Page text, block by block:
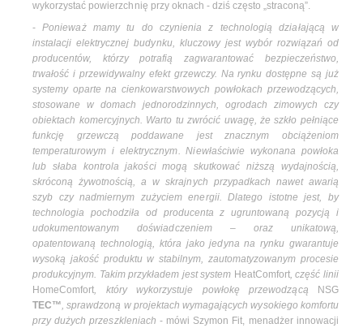
wykorzystać powierzchnię przy oknach - dziś często „straconą”.
-Ponieważ mamy tu do czynienia z technologią działającą w
instalacji elektrycznej budynku, kluczowy jest wybór rozwiązań od
producentów, którzy potrafią zagwarantować bezpieczeństwo,
trwałość i przewidywalny efekt grzewczy. Na rynku dostępne są już
systemy oparte na cienkowarstwowych powłokach przewodzących,
stosowane w domach jednorodzinnych, ogrodach zimowych czy
obiektach komercyjnych. Warto tu zwrócić uwagę, że szkło pełniące
funkcję grzewczą poddawane jest znacznym obciążeniom
temperaturowym i elektrycznym. Niewłaściwie wykonana powłoka
lub słaba kontrola jakości mogą skutkować niższą wydajnością,
skróconą żywotnością, a w skrajnych przypadkach nawet awarią
szyb czy nadmiernym zużyciem energii. Dlatego istotne jest, by
technologia pochodziła od producenta z ugruntowaną pozycją i
udokumentowanym doświadczeniem – oraz unikatową,
opatentowaną technologią, która jako jedyna na rynku gwarantuje
wysoką jakość produktu w stabilnym, zautomatyzowanym procesie
produkcyjnym. Takim przykładem jest system HeatComfort, część linii
HomeComfort, który wykorzystuje powłokę przewodzącą
NSG
TEC™, sprawdzoną w projektach wymagających wysokiego komfortu
przy dużych przeszkleniach - mówi Szymon Fit, menadżer innowacji